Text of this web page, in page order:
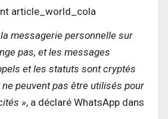
la messagerie personnelle sur
pas, et les messages
et les statuts sont cryptés
peuvent pas être utilisés pour
», a déclaré WhatsApp dans